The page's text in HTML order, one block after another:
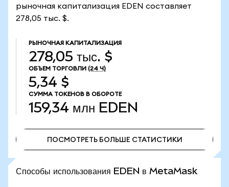
рыночная капитализация EDEN составляет
278,05 тыс. $.
РЫНОЧНАЯ КАПИТАЛИЗАЦИЯ
278,05 тыс. $
ОБЪЕМ ТОРГОВЛИ (24 Ч)
5,34 $
СУММА ТОКЕНОВ В ОБОРОТЕ
159,34 млн EDEN
ПОСМОТРЕТЬ БОЛЬШЕ СТАТИСТИКИ
Способы использования EDEN в MetaMask